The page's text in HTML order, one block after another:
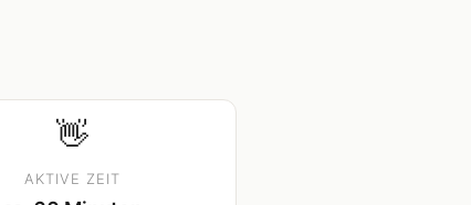
👋
AKTIVE ZEIT